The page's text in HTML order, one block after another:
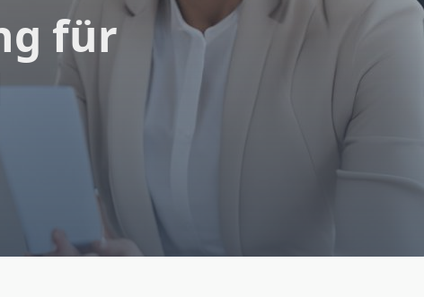
für